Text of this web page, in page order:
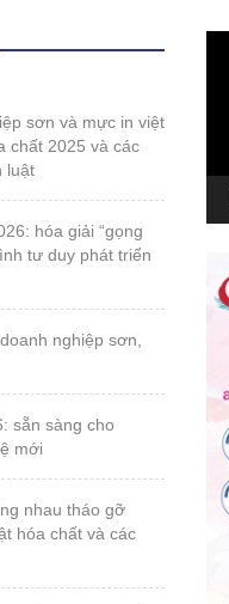
chất 2025 và các
luật
tư duy phát triển
mới
hóa chất và các